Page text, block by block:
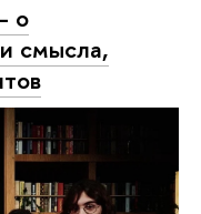
о
смысла,